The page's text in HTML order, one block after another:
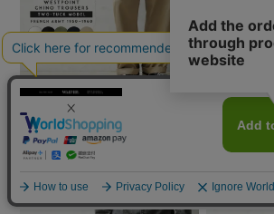
【即日出荷対応】WAIPER.inc フランス軍 1
950～60年代 M-52 ヴィンテージ ツータック
WESTPOINT チノトラウザー【WP1002】
【キャンペーン対象外】【T】ミリタリー
【即日出荷対
950～60年代
WESTPOINT
【WP1003】【
ミリタリー